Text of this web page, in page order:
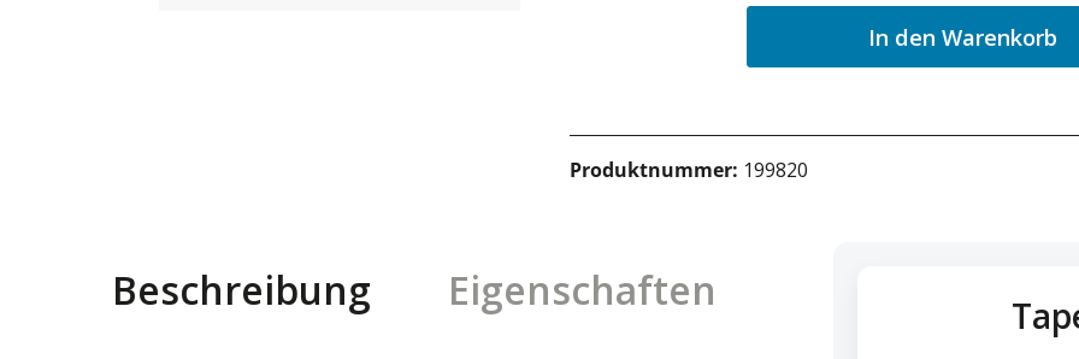
In den Warenkorb
Produktnummer: 199820
Beschreibung
Eigenschaften